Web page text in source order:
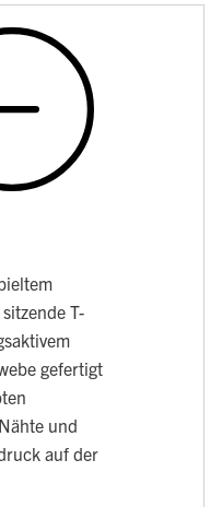
T-
gefertigt
und
auf der